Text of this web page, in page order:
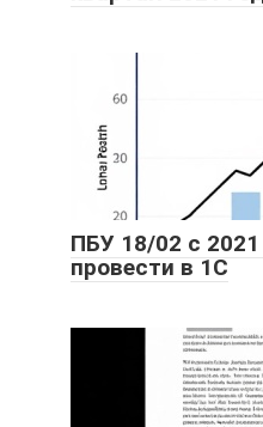
ПБУ 18/02 с
провести в 1С